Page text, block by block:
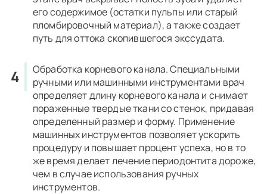
его содержимое (остатки пульпы или старый
пломбировочный материал), а также создает
путь для оттока скопившегося экссудата.
Обработка корневого канала. Специальными
ручными или машинными инструментами врач
определяет длину корневого канала и снимает
пораженные твердые ткани со стенок, придавая
определенный размер и форму. Применение
машинных инструментов позволяет ускорить
процедуру и повышает процент успеха, но в то
же время делает лечение периодонтита дороже,
чем в случае использования ручных
инструментов.